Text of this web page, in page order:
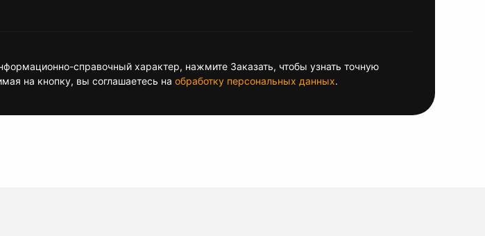
справочный характер, нажмите Заказать, чтобы узнать точную
на кнопку, вы соглашаетесь на обработку персональных данных.